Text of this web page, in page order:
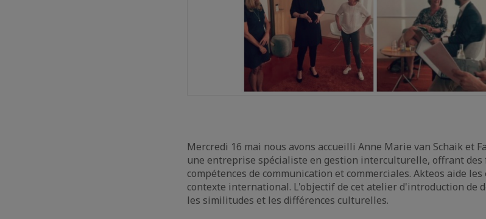
Mercredi 16 mai nous avons accueilli Anne Marie van Schaik et
une entreprise spécialiste en gestion interculturelle, offrant des
compétences de communication et commerciales. Akteos aide
contexte international. L'objectif de cet atelier d'introduction de
les similitudes et les différences culturelles.